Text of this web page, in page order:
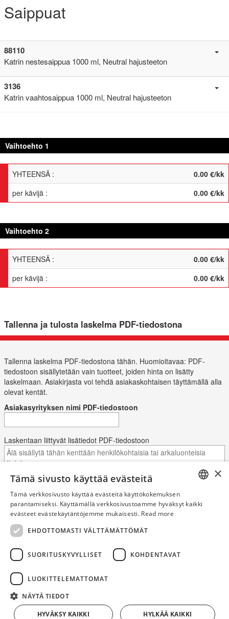
Saippuat
88110
Katrin nestesaippua 1000 ml, Neutral hajusteeton
3136
Katrin vaahtosaippua 1000 ml, Neutral hajusteeton
Vaihtoehto 1
YHTEENSÄ : 0.00 €/kk
per kävijä : 0.00 €/kk
Vaihtoehto 2
YHTEENSÄ : 0.00 €/kk
per kävijä : 0.00 €/kk
Tallenna ja tulosta laskelma PDF-tiedostona
Tallenna laskelma PDF-tiedostona tähän. Huomioitavaa: PDF-
tiedostoon sisällytetään vain tuotteet, joiden hinta on lisätty
laskelmaan. Asiakirjasta voi tehdä asiakaskohtaisen täyttämällä alla
olevat kentät.
Asiakasyrityksen nimi PDF-tiedostoon
Laskentaan liittyvät lisätiedot PDF-tiedostoon
Lisää hintatiedot
Tallenna laskelma nyt alla olevalla painikkeella ja linkki PDF-
tiedostoon tulee näkyviin tähän.
Tallenna
ENGLISH
LATVIAN
SLOVAK
×
Tämä sivusto käyttää evästeitä
Tämä verkkosivusto käyttää evästeitä käyttökokemuksen
parantamiseksi. Käyttämällä verkkosivustoamme hyväksyt kaikki
evästeet evästekäytäntöjemme mukaisesti. Read more
EHDOTTOMASTI VÄLTTÄMÄTTÖMÄT
SUORITUSKYVYLLISET KOHDENTAVAT
LUOKITTELEMATTOMAT
NÄYTÄ TIEDOT
HYVÄKSY KAIKKI HYLKÄÄ KAIKKI